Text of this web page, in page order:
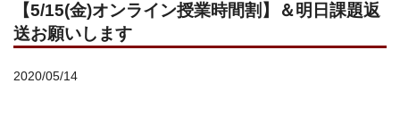
【5/15(金)オンライン授業時間割】＆明日課題返
送お願いします
2020/05/14